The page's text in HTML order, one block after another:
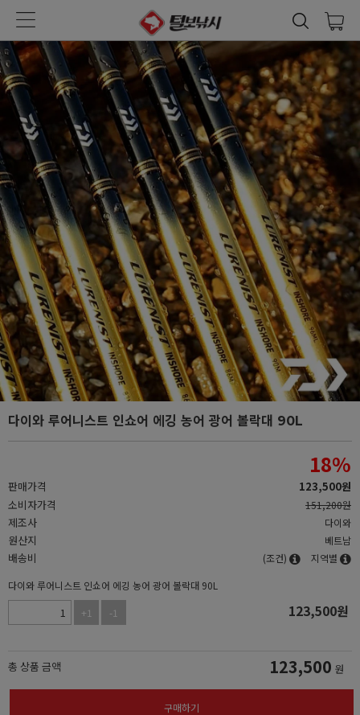
다이와 루어니스트 인쇼어 에깅 농어 광어 볼락대 90L
판매가격
18%
123,500원
소비자가격
151,200원
제조사 다이와
원산지 베트남
배송비 (조건)
지역별
다이와 루어니스트 인쇼어 에깅 농어 광어 볼락대 90L
+1
-1 123,500원
총 상품 금액 123,500 원
구매하기